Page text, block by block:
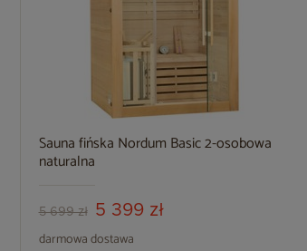
Sauna fińska Nordum Basic 2-osobowa
naturalna
5 699 zł 5 399 zł
darmowa dostawa